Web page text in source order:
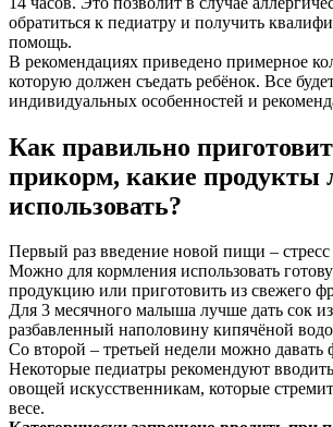
обратиться к педиатру и получить
помощь.
В рекомендациях приведено примерное
которую должен съедать ребёнок. Все
индивидуальных особенностей и
Как правильно
прикорм, какие продукты
использовать?
Первый раз введение новой пищи – стресс
Можно для кормления использовать
продукцию или приготовить из свежего
Для 3 месячного малыша лучше дать сок
разбавленный наполовину кипячёной
Со второй – третьей недели можно
Некоторые педиатры рекомендуют
овощей искусственникам, которые
весе.